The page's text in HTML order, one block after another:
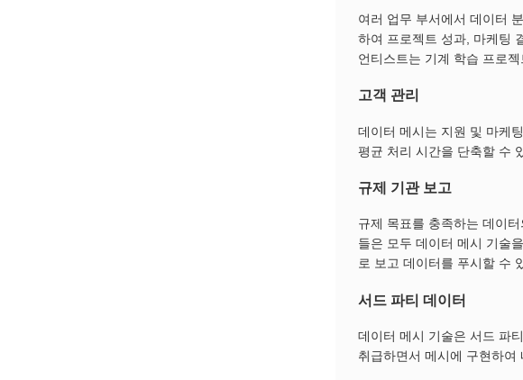
여러 업무 부서에서 데이터
하여 프로젝트 성과, 마케팅
언티스트는 기계 학습 프로
고객 관리
데이터 메시는 지원 및 마케
평균 처리 시간을 단축할 수
규제 기관 보고
규제 목표를 충족하는 데이
들은 모두 데이터 메시 기술
로 보고 데이터를 푸시할 수
서드 파티 데이터
데이터 메시 기술은 서드 파
취급하면서 메시에 구현하여